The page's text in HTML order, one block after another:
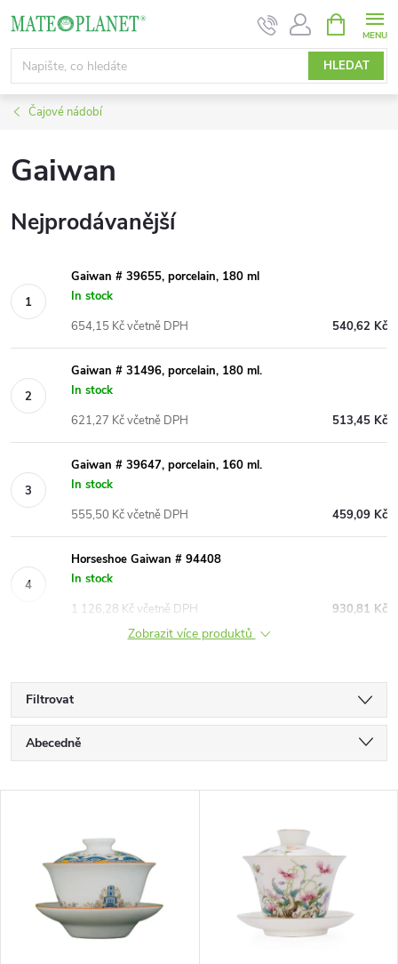
na
obsah
HLEDAT
NÁKUPNÍ
KOŠÍK
Čajové nádobí
Gaiwan
Nejprodávanější
Gaiwan # 39655, porcelain, 180 ml
In stock
540,62 Kč
654,15 Kč včetně DPH
Gaiwan # 31496, porcelain, 180 ml.
In stock
513,45 Kč
621,27 Kč včetně DPH
Gaiwan # 39647, porcelain, 160 ml.
In stock
459,09 Kč
555,50 Kč včetně DPH
Horseshoe Gaiwan # 94408
In stock
930,81 Kč
1 126,28 Kč včetně DPH
Zobrazit více produktů
Filtrovat
Ř
a
Abecedně
Nejprodávanější